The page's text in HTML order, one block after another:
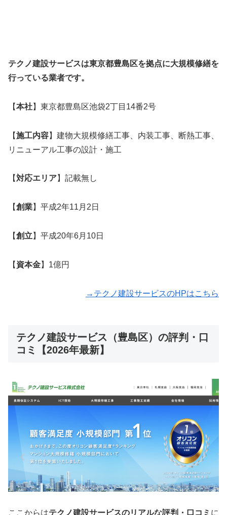
テクノ建設サービスは東京都豊島区を拠点に大規模修繕を
行っている業者です。
【本社】東京都豊島区池袋2丁目14番2号
【施工内容】建物大規模修繕工事、内装工事、断熱工事、
リニューアル工事の設計・施工
【対応エリア】記載無し
【創業】平成2年11月2日
【創立 】平成20年6月10日
【 資本金】1億円
→テクノ建設サービスのHPはこちら
テクノ建設サービス（豊島区）の評判・口
コミ【2026年最新】
ここからはテクノ建設サービスのリアルな評判・口コミ に